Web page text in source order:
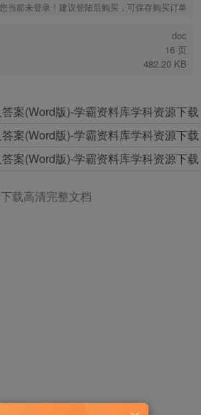
您当前未登录！建议登陆后购买，可保存购买订单
doc
16 页
482.20 KB
载高清完整文档